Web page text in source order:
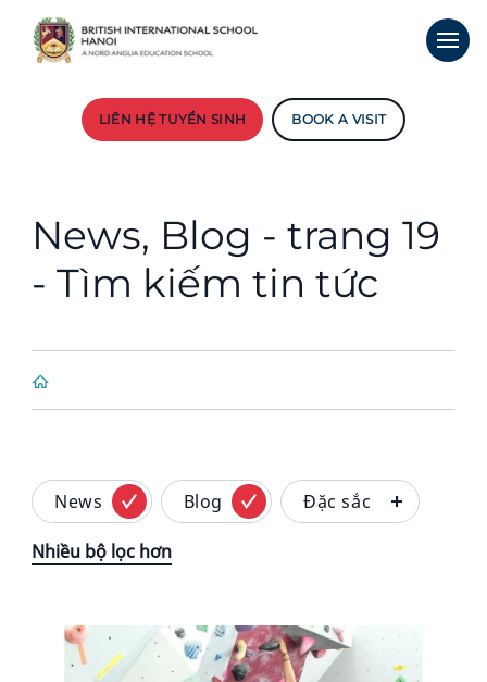
LIÊN HỆ TUYỂN SINH BOOK A VISIT
News, Blog - trang 19
- Tìm kiếm tin tức
News Blog Đặc sắc
Nhiều bộ lọc hơn
News image